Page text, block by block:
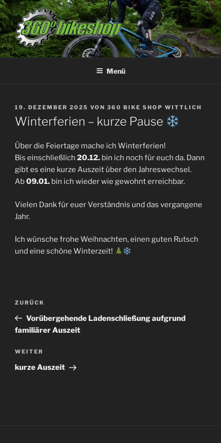
Zum
Inhalt
springen
Menü
VERÖFFENTLICHT
AM
19. DEZEMBER 2025 VON 360 BIKE SHOP WITTLICH
Winterferien – kurze Pause
Über die Feiertage mache ich Winterferien!
Bis einschließlich 20.12. bin ich noch für euch da. Dann
gibt es eine kurze Auszeit über den Jahreswechsel.
Ab09.01. bin ich wieder wie gewohnt erreichbar.
Vielen Dank für euer Verständnis und das vergangene
Jahr.
Ich wünsche frohe Weihnachten, einen guten Rutsch
und eine schöne Winterzeit!
Beitragsnavigation
Vorheriger
Beitrag
ZURÜCK
Vorübergehende Ladenschließung aufgrund
familiärer Auszeit
Nächster
Beitrag
WEITER
kurze Auszeit